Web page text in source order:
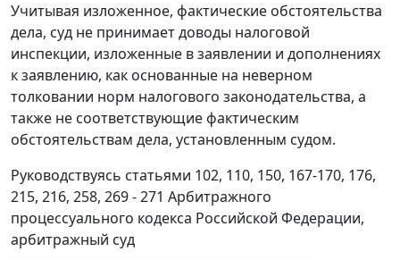
Учитывая изложенное, фактические обстоятельства
дела, суд не принимает доводы налоговой
инспекции, изложенные в заявлении и дополнениях
к заявлению, как основанные на неверном
толковании норм налогового законодательства, а
также не соответствующие фактическим
обстоятельствам дела, установленным судом.
Руководствуясь статьями 102, 110, 150, 167-170, 176,
215, 216, 258, 269 - 271 Арбитражного
процессуального кодекса Российской Федерации,
арбитражный суд